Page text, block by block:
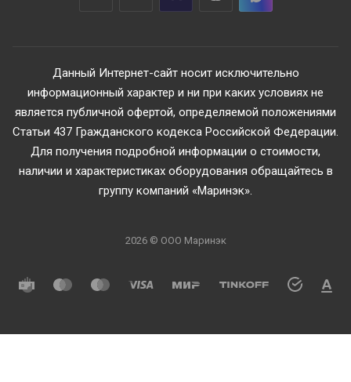
Данный Интернет-сайт носит исключительно
информационный характер и ни при каких условиях не
является публичной офертой, определяемой положениями
Статьи 437 Гражданского кодекса Российской Федерации.
Для получения подробной информации о стоимости,
наличии и характеристиках оборудования обращайтесь в
группу компаний «Маринэк».
2026 © ООО Маринэк